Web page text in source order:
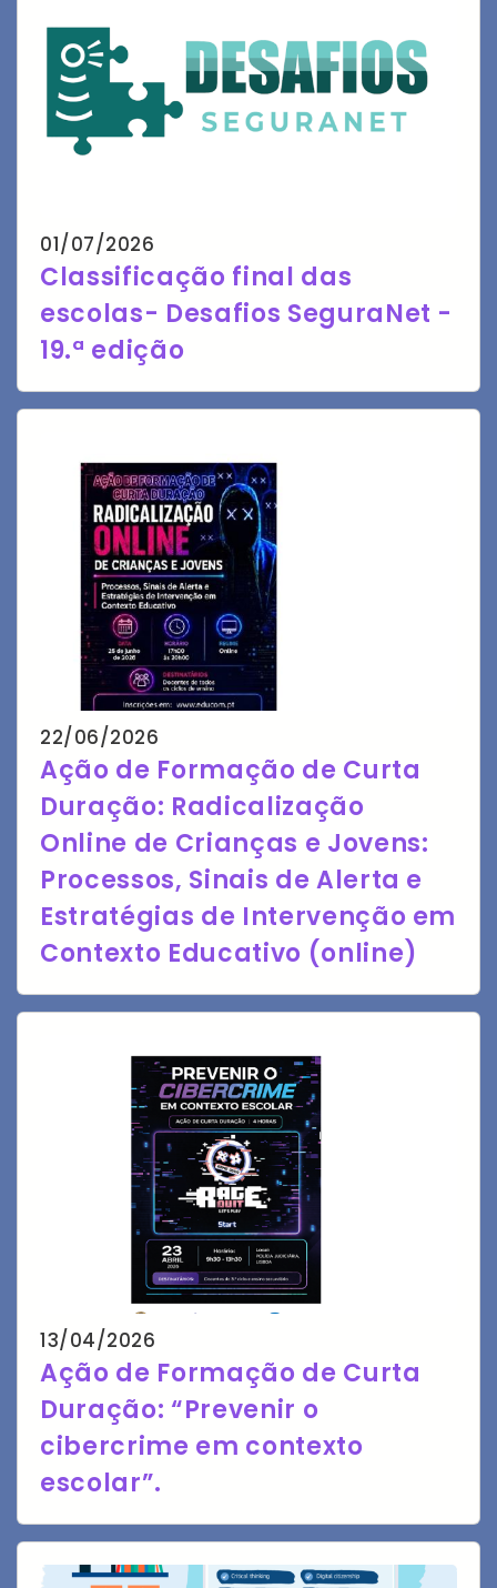
01/07/2026
Classificação final das
escolas- Desafios SeguraNet -
19.ª edição
22/06/2026
Ação de Formação de Curta
Duração: Radicalização
Online de Crianças e Jovens:
Processos, Sinais de Alerta e
Estratégias de Intervenção em
Contexto Educativo (online)
13/04/2026
Ação de Formação de Curta
Duração: “Prevenir o
cibercrime em contexto
escolar”.